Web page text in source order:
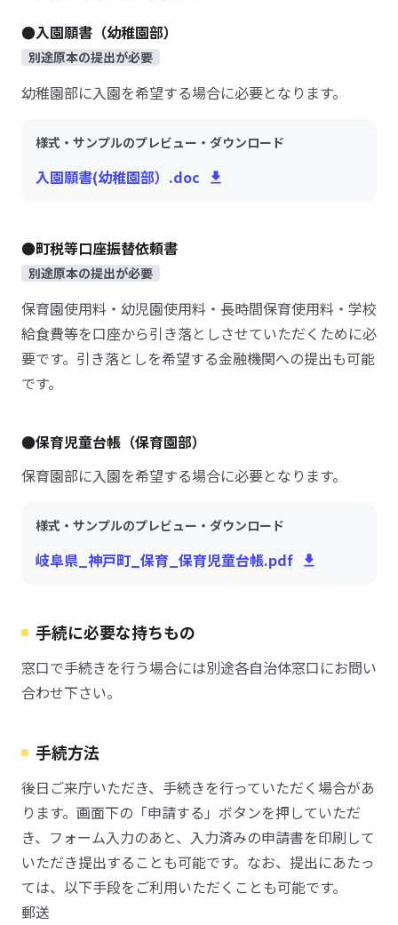
●入園願書（幼稚園部）
別途原本の提出が必要
幼稚園部に入園を希望する場合に必要となります。
様式・サンプルのプレビュー・ダウンロード
入園願書(幼稚園部）.doc
●町税等口座振替依頼書
別途原本の提出が必要
保育園使用料・幼児園使用料・長時間保育使用料・学校
給食費等を口座から引き落としさせていただくために必
要です。引き落としを希望する金融機関への提出も可能
です。
●保育児童台帳（保育園部）
保育園部に入園を希望する場合に必要となります。
様式・サンプルのプレビュー・ダウンロード
岐阜県_神戸町_保育_保育児童台帳.pdf
手続に必要な持ちもの
窓口で手続きを行う場合には別途各自治体窓口にお問い
合わせ下さい。
手続方法
後日ご来庁いただき、手続きを行っていただく場合があ
ります。画面下の「申請する」ボタンを押していただ
き、フォーム入力のあと、入力済みの申請書を印刷して
いただき提出することも可能です。なお、提出にあたっ
ては、以下手段をご利用いただくことも可能です。
郵送